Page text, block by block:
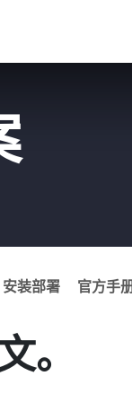
安装部署 官方手
。